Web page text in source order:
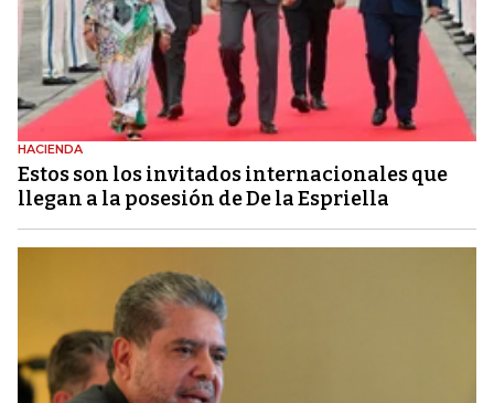
HACIENDA
Estos son los invitados internacionales que
llegan a la posesión de De la Espriella